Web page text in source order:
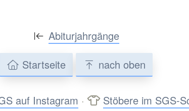
Abiturjahrgänge
Startseite
nach oben
auf Instagram · Stöbere im SGS-